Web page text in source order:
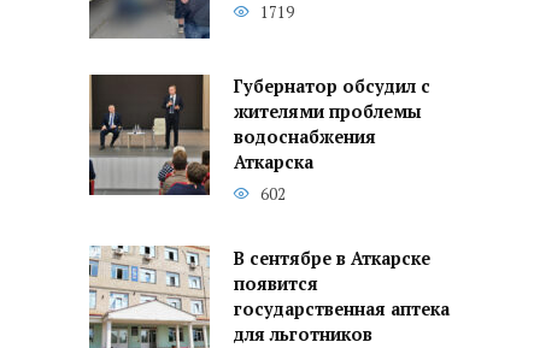
1719
Губернатор обсудил с
жителями проблемы
водоснабжения
Аткарска
602
В сентябре в Аткарске
появится
государственная аптека
для льготников